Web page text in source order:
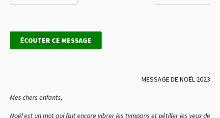
ÉCOUTER CE MESSAGE
MESSAGE DE NOËL 2023
Mes chers enfants,
Noël est un mot qui fait encore vibrer les tympans et pétiller les yeux de